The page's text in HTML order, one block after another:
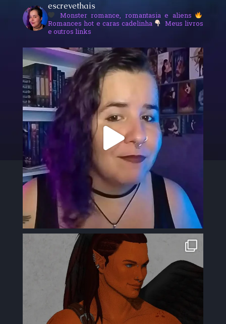
escrevethais
Monster romance, romantasia e aliens
Romances hot e caras cadelinha
Meus livros
e outros links